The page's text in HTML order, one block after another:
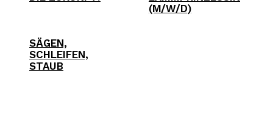
(M/W/D)
SÄGEN,
SCHLEIFEN,
STAUB